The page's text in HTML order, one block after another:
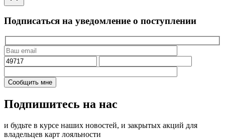
Подписаться на уведомление о поступлении
Подпишитесь на нас
и будьте в курсе наших новостей, и закрытых акций для
владельцев карт лояльности